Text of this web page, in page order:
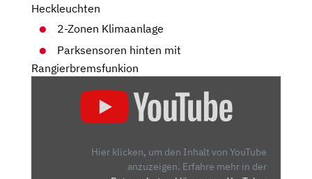
Heckleuchten
2-Zonen Klimaanlage
Parksensoren hinten mit
Rangierbremsfunkion
Hier klicken, um den Inhalt von YouTube
anzuzeigen. Erfahre mehr in der